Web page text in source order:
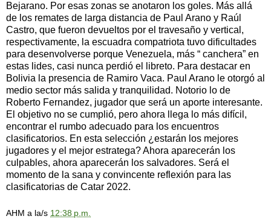
Bejarano. Por esas zonas se anotaron los goles. Más allá
de los remates de larga distancia de Paul Arano y Raúl
Castro, que fueron devueltos por el travesaño y vertical,
respectivamente, la escuadra compatriota tuvo dificultades
para desenvolverse porque Venezuela, más “ canchera” en
estas lides, casi nunca perdió el libreto. Para destacar en
Bolivia la presencia de Ramiro Vaca. Paul Arano le otorgó al
medio sector más salida y tranquilidad. Notorio lo de
Roberto Fernandez, jugador que será un aporte interesante.
El objetivo no se cumplió, pero ahora llega lo más difícil,
encontrar el rumbo adecuado para los encuentros
clasificatorios. En esta selección ¿estarán los mejores
jugadores y el mejor estratega? Ahora aparecerán los
culpables, ahora aparecerán los salvadores. Será el
momento de la sana y convincente reflexión para las
clasificatorias de Catar 2022.
AHM a la/s 12:38 p.m.